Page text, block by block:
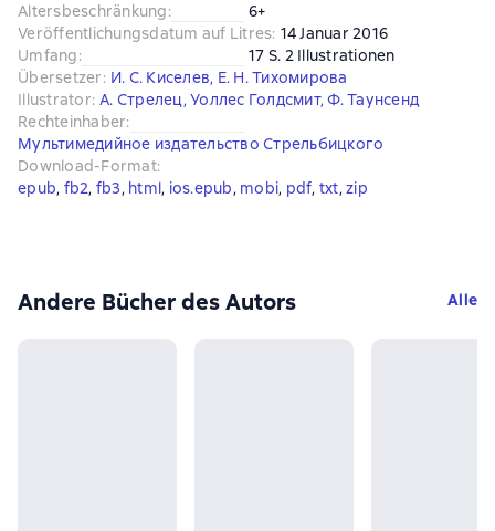
Altersbeschränkung:
6+
Veröffentlichungsdatum auf Litres: 14 Januar 2016
Umfang:
17 S. 2 Illustrationen
Übersetzer: И. С. Киселев, Е. Н. Тихомирова
Illustrator: А. Стрелец, Уоллес Голдсмит,Ф. Таунсенд
Rechteinhaber:
Мультимедийное издательство Стрельбицкого
Download-Format:
epub, fb2, fb3, html, ios.epub, mobi, pdf, txt, zip
Andere Bücher des Autors Alle